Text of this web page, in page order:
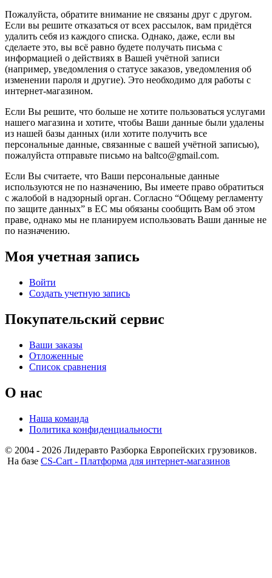
Пожалуйста, обратите внимание не связаны друг с другом.
Если вы решите отказаться от всех рассылок, вам придётся
удалить себя из каждого списка. Однако, даже, если вы
сделаете это, вы всё равно будете получать письма с
информацией о действиях в Вашей учётной записи
(например, уведомления о статусе заказов, уведомления об
изменении пароля и другие). Это необходимо для работы с
интернет-магазином.
Если Вы решите, что больше не хотите пользоваться услугами
нашего магазина и хотите, чтобы Ваши данные были удалены
из нашей базы данных (или хотите получить все
персональные данные, связанные с вашей учётной записью),
пожалуйста отправьте письмо на baltco@gmail.com.
Если Вы считаете, что Ваши персональные данные
используются не по назначению, Вы имеете право обратиться
с жалобой в надзорный орган. Согласно “Общему регламенту
по защите данных” в ЕС мы обязаны сообщить Вам об этом
праве, однако мы не планируем использовать Ваши данные не
по назначению.
Моя учетная запись
Войти
Создать учетную запись
Покупательский сервис
Ваши заказы
Отложенные
Список сравнения
О нас
Наша команда
Политика конфиденциальности
© 2004 - 2026 Лидеравто Разборка Европейских грузовиков.
На базе CS-Cart - Платформа для интернет-магазинов